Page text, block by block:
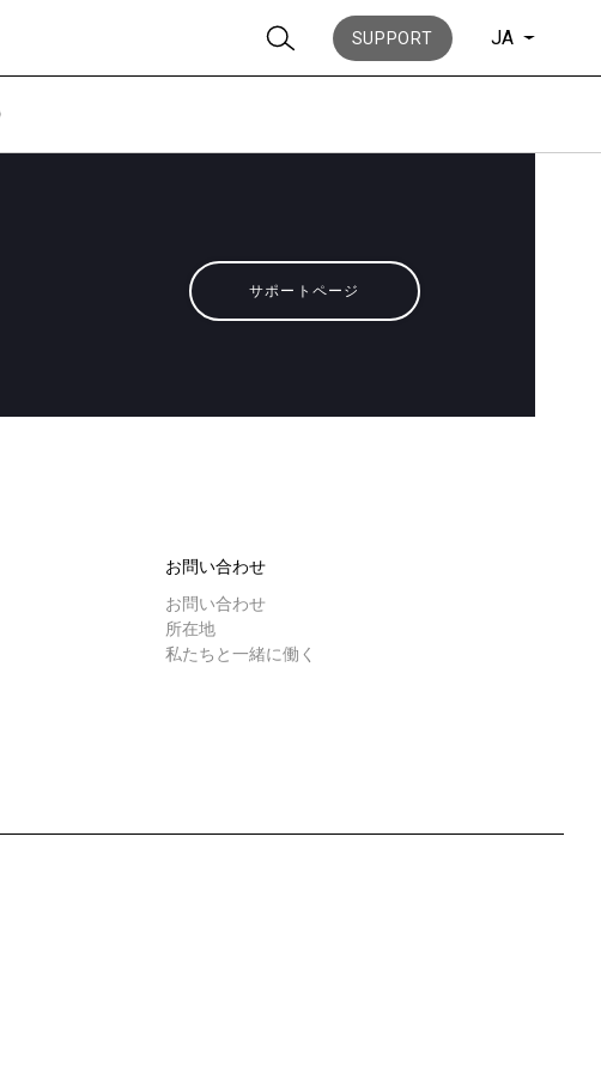
SUPPORT JA
サポートページ
お問い合わせ
お問い合わせ
所在地
私たちと一緒に働く
ニュース
歴史
研究室紹介
サスティナビ